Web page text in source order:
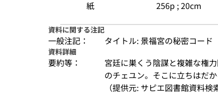
紙 256p ; 20cm
資料に関する注記
一般注記： タイトル: 景福宮の秘密コード
資料詳細
要約等：
宮廷に巣くう陰謀と複雑な権
のチェユン。そこに立ちはだ
（提供元: サピエ図書館資料検